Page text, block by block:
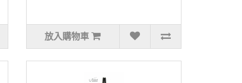
放入購物車